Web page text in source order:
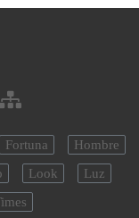
Fortuna
Hombre
Look
Luz